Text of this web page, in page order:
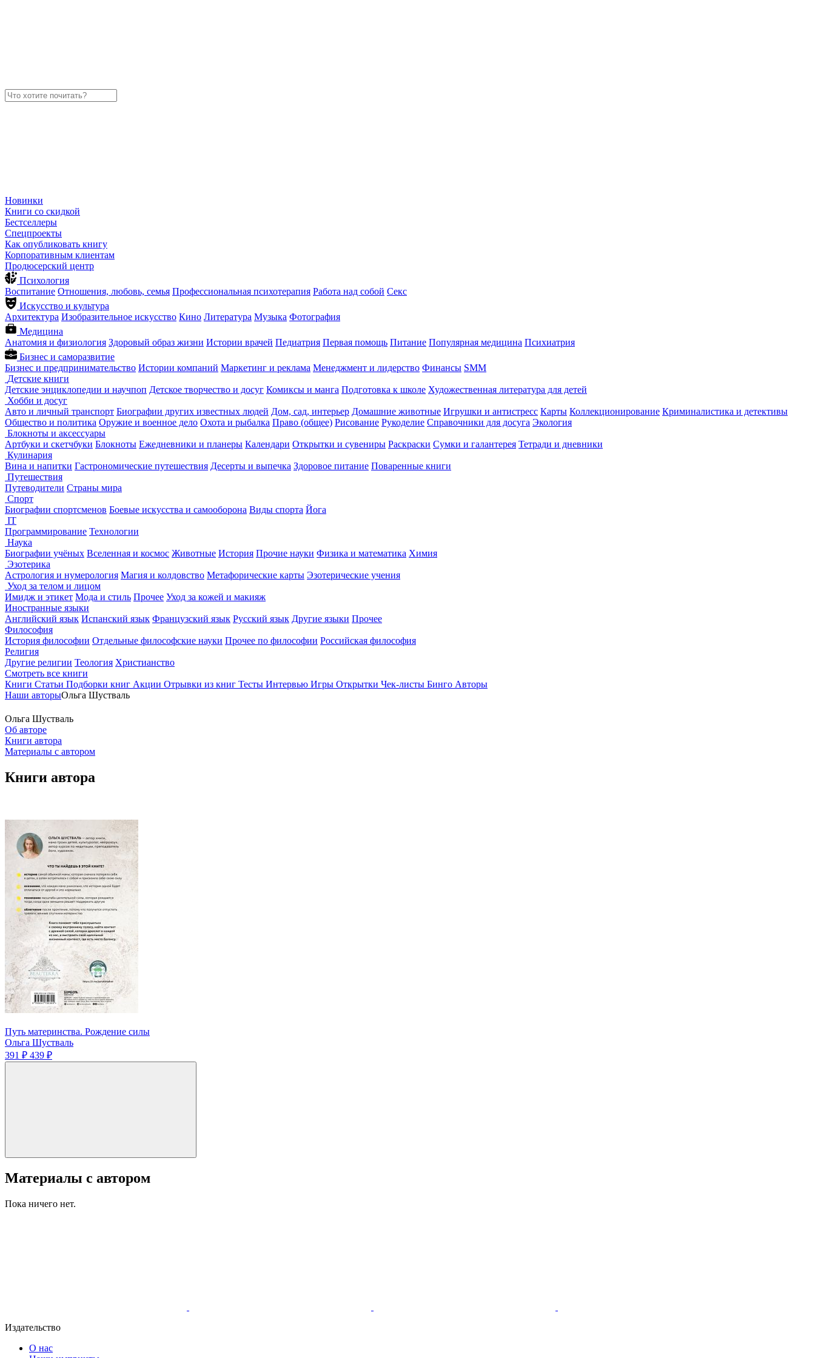
Новинки
Книги со скидкой
Бестселлеры
Спецпроекты
Как опубликовать книгу
Корпоративным клиентам
Продюсерский центр
Психология
Воспитание Отношения, любовь, семья Профессиональная психотерапия Работа над собой Секс
Искусство и культура
Архитектура Изобразительное искусство Кино Литература Музыка Фотография
Медицина
Анатомия и физиология Здоровый образ жизни Истории врачей Педиатрия Первая помощь Питание Популярная медицина Психиатрия
Бизнес и саморазвитие
Бизнес и предпринимательство Истории компаний Маркетинг и реклама Менеджмент и лидерство Финансы SMM
Детские книги
Детские энциклопедии и научпоп Детское творчество и досуг Комиксы и манга Подготовка к школе Художественная литература для детей
Хобби и досуг
Авто и личный транспорт Биографии других известных людей Дом, сад, интерьер Домашние животные Игрушки и антистресс Карты Коллекционирование Криминалистика и детективы
Общество и политика Оружие и военное дело Охота и рыбалка Право (общее) Рисование Рукоделие Справочники для досуга Экология
Блокноты и аксессуары
Артбуки и скетчбуки Блокноты Ежедневники и планеры Календари Открытки и сувениры Раскраски Сумки и галантерея Тетради и дневники
Кулинария
Вина и напитки Гастрономические путешествия Десерты и выпечка Здоровое питание Поваренные книги
Путешествия
Путеводители Страны мира
Спорт
Биографии спортсменов Боевые искусства и самооборона Виды спорта Йога
IT
Программирование Технологии
Наука
Биографии учёных Вселенная и космос Животные История Прочие науки Физика и математика Химия
Эзотерика
Астрология и нумерология Магия и колдовство Метафорические карты Эзотерические учения
Уход за телом и лицом
Имидж и этикет Мода и стиль Прочее Уход за кожей и макияж
Иностранные языки
Английский язык Испанский язык Французский язык Русский язык Другие языки Прочее
Философия
История философии Отдельные философские науки Прочее по философии Российская философия
Религия
Другие религии Теология Христианство
Смотреть все книги
Книги Статьи Подборки книг Акции Отрывки из книг Тесты Интервью Игры Открытки Чек-листы Бинго Авторы
Наши авторыОльга Шустваль
Ольга Шустваль
Об авторе
Книги автора
Материалы с автором
Книги автора
Путь материнства. Рождение силы
Ольга Шустваль
391 ₽ 439 ₽
Материалы с автором
Пока ничего нет.
Издательство
О нас